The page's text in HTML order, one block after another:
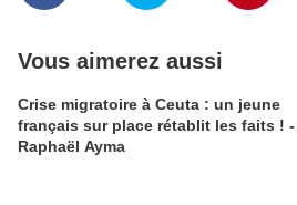
Vous aimerez aussi
Crise migratoire à Ceuta : un jeune
français sur place rétablit les faits ! -
Raphaël Ayma